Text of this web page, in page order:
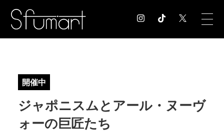
EXHIBITION 展覧会情報
MUSEUM
開催中
ジャポニスムとアール・ヌーヴ
ォーの巨匠たち